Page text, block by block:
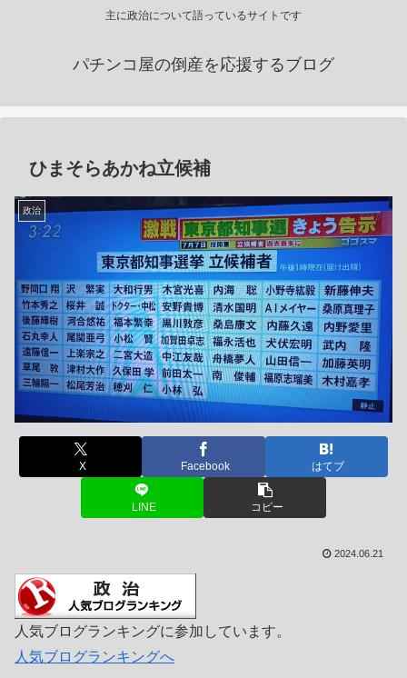
主に政治について語っているサイトです
パチンコ屋の倒産を応援するブログ
ひまそらあかね立候補
政治
X Facebook はてブ
LINE コピー
2024.06.21
人気ブログランキングに参加しています。
人気ブログランキングへ